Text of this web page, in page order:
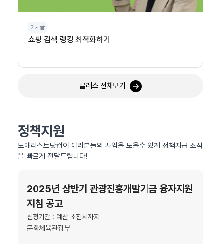
게시글
쇼핑 검색 랭킹 최적화하기
클래스 전체보기
정책지원
도매리스트닷컴이 여러분들의 사업을 도울수 있게 정책자금 소식
을 빠르게 전달드립니다!
2025년 상반기 관광진흥개발기금 융자지원
지침 공고
신청기간 : 예산 소진시까지
문화체육관광부